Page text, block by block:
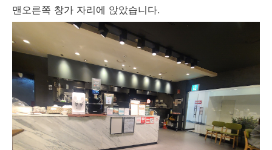
맨오른쪽 창가 자리에 앉았습니다.